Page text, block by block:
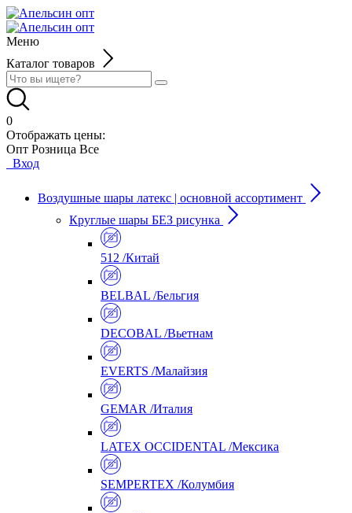
Меню
Каталог товаров
0
Отображать цены:
Опт Розница Все
Вход
Воздушные шары латекс | основной ассортимент
Круглые шары БЕЗ рисунка
512 /Китай
BELBAL /Бельгия
DECOBAL /Вьетнам
EVERTS /Малайзия
GEMAR /Италия
LATEX OCCIDENTAL /Мексика
SEMPERTEX /Колумбия